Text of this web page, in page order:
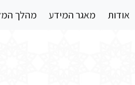
אודות מאגר המידע מהלך